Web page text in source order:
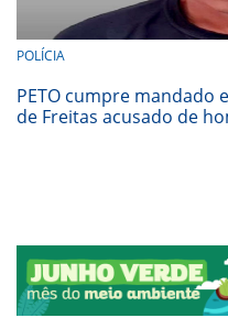
POLÍCIA
PETO cumpre mandado
de Freitas acusado de